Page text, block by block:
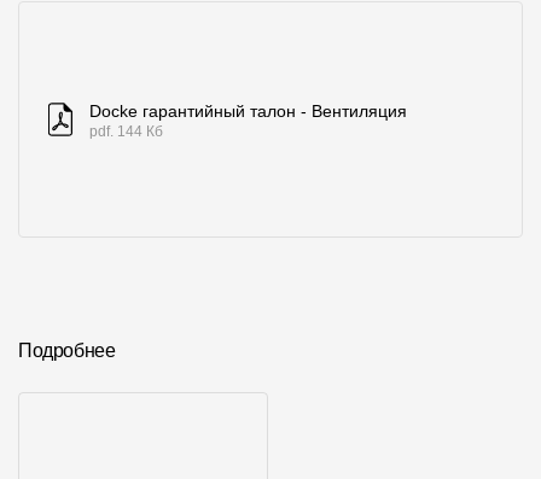
Docke гарантийный талон - Вентиляция
pdf. 144 Кб
Подробнее